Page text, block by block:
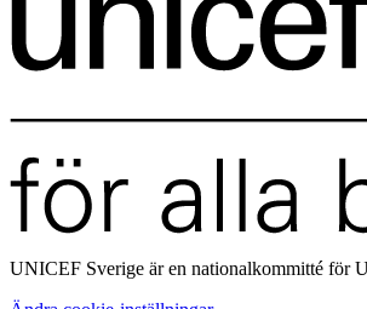
UNICEF Sverige är en nationalkommitté för